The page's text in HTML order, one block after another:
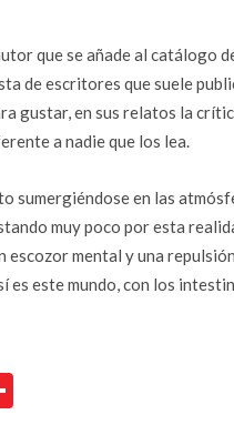
que se añade al catálogo
de escritores que suele
gustar, en sus relatos la
a nadie que los lea.
sumergiéndose en las
muy poco por esta
mental y una
es este mundo, con los